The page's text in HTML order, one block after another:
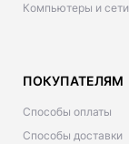
Компьютеры и сети
ПОКУПАТЕЛЯМ
Способы оплаты
Способы доставки